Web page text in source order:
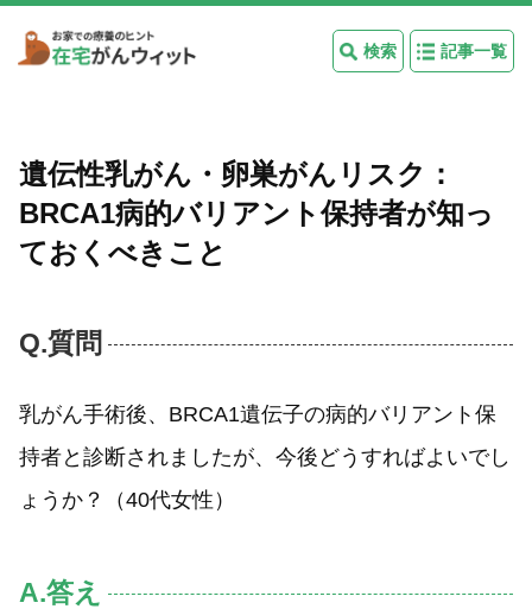
検索 記事一覧
遺伝性乳がん・卵巣がんリスク：
BRCA1病的バリアント保持者が知っ
ておくべきこと
Q.質問
乳がん手術後、BRCA1遺伝子の病的バリアント保
持者と診断されましたが、今後どうすればよいでし
ょうか？（40代女性）
A.答え